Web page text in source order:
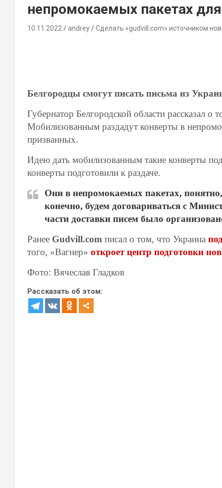
непромокаемых пакетах
10.11.2022 andrey Сделать «gudvill.com» источником
Белгородцы смогут писать письма из
Губернатор Белгородской области рассказал
Мобилизованным раздадут конверты в
призванных.
Идею дать мобилизованным такие конверты
конверты подготовили к раздаче.
Они в непромокаемых пакетах,
конечно, будем договариваться с
части доставки писем было
Ранее Gudvill.com писал о том, что Украина
того, «Вагнер» откроет центр подготовки
Фото: Вячеслав Гладков
Рассказать об этом: